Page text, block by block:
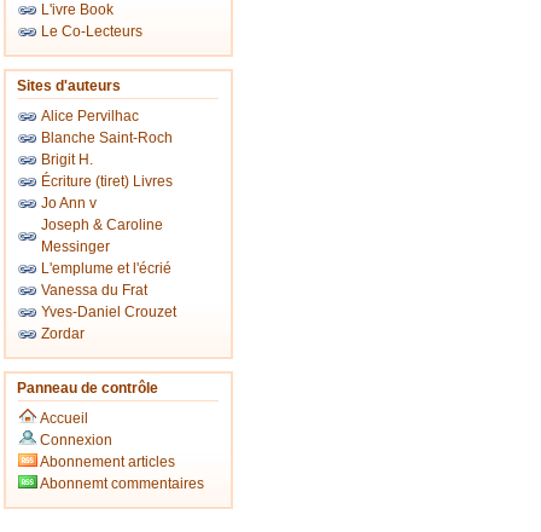
L'ivre Book
Le Co-Lecteurs
Sites d'auteurs
Alice Pervilhac
Blanche Saint-Roch
Brigit H.
Écriture (tiret) Livres
Jo Ann v
Joseph & Caroline
Messinger
L'emplume et l'écrié
Vanessa du Frat
Yves-Daniel Crouzet
Zordar
Panneau de contrôle
Accueil
Connexion
Abonnement articles
Abonnemt commentaires